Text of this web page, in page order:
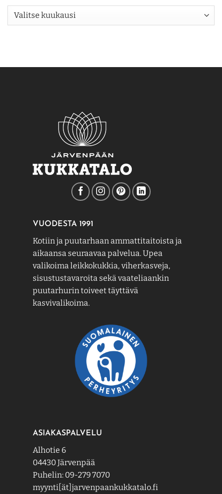
Arkisto
VUODESTA 1991
Kotiin ja puutarhaan ammattitaitoista ja
aikaansa seuraavaa palvelua. Upea
valikoima leikkokukkia, viherkasveja,
sisustustavaroita sekä vaateliaankin
puutarhurin toiveet täyttävä
kasvivalikoima.
ASIAKASPALVELU
Alhotie 6
04430 Järvenpää
Puhelin: 09-279 7070
myynti[ät]jarvenpaankukkatalo.fi